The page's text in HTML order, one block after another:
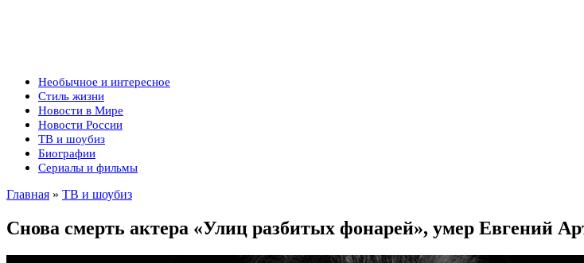
Необычное и интересное
Стиль жизни
Новости в Мире
Новости России
ТВ и шоубиз
Биографии
Сериалы и фильмы
Главная » ТВ и шоубиз
Снова смерть актера «Улиц разбитых фонарей», умер Евгений